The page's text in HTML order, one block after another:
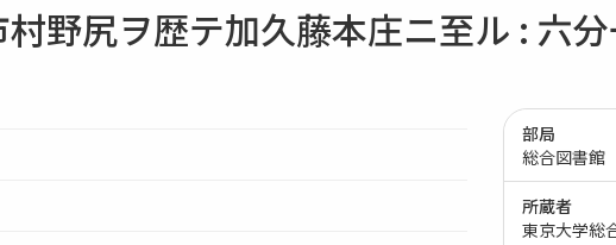
野尻ヲ歴テ加久藤本庄ニ至ル : 六
部局
総合図書館
所蔵者
東京大学総